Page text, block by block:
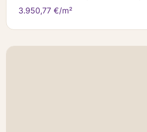
3.950,77 €/m²